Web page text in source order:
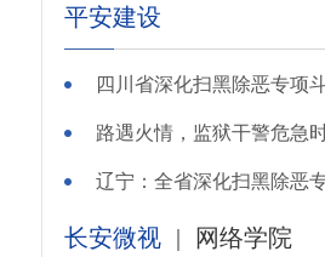
平安建设
长安微视 | 网络学院